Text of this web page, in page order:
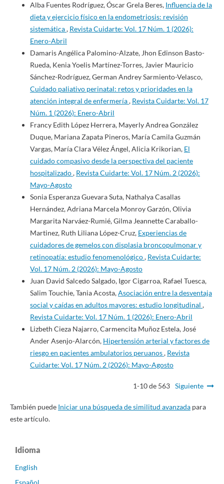
Alba Fuentes Rodríguez, Óscar Grela Beres, Influencia de la
dieta y ejercicio físico en la endometriosis: revisión
sistemática, Revista Cuidarte: Vol. 17 Núm. 1 (2026):
Enero-Abril
Damaris Angélica Palomino-Alzate, Jhon Edinson Basto-
Rueda, Kenia Yoelis Martínez-Torres, Javier Mauricio
Sánchez-Rodríguez, German Andrey Sarmiento-Velasco,
Cuidado paliativo perinatal: retos y prioridades en la
atención integral de enfermería, Revista Cuidarte: Vol. 17
Núm. 1 (2026): Enero-Abril
Francy Edith López Herrera, Mayerly Andrea González
Duque, Mariana Zapata Pineros, María Camila Guzmán
Vargas, María Clara Vélez Ángel, Alicia Krikorian, El
cuidado compasivo desde la perspectiva del paciente
hospitalizado, Revista Cuidarte: Vol. 17 Núm. 2 (2026):
Mayo-Agosto
Sonia Esperanza Guevara Suta, Nathalya Casallas
Hernández, Adriana Marcela Monroy Garzón, Olivia
Margarita Narváez-Rumié, Gilma Jeannette Caraballo-
Martinez, Ruth Liliana López-Cruz, Experiencias de
cuidadores de gemelos con displasia broncopulmonar y
retinopatía: estudio fenomenológico, Revista Cuidarte:
Vol. 17 Núm. 2 (2026): Mayo-Agosto
Juan David Salcedo Salgado, Igor Cigarroa, Rafael Tuesca,
Salim Touchie, Tania Acosta,Asociación entre la desventaja
social y caídas en adultos mayores: estudio longitudinal ,
Revista Cuidarte: Vol. 17 Núm. 1 (2026): Enero-Abril
Lizbeth Cieza Najarro, Carmencita Muñoz Estela, José
Ander Asenjo-Alarcón, Hipertensión arterial y factores de
riesgo en pacientes ambulatorios peruanos, Revista
Cuidarte: Vol. 17 Núm. 2 (2026): Mayo-Agosto
1-10 de 563 Siguiente
También puede Iniciar una búsqueda de similitud avanzadapara
este artículo.
Idioma
English
Español